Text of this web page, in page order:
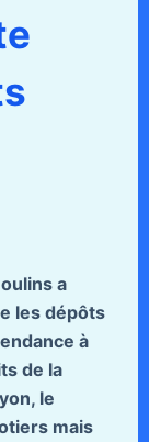
a
les dépôts
à
de la
le
mais